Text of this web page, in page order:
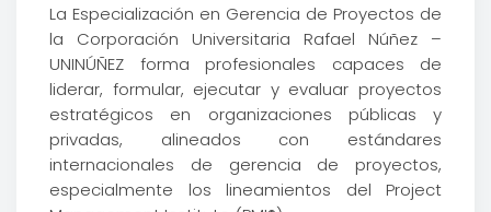
La Especialización en Gerencia de Proyectos de
la Corporación Universitaria Rafael Núñez –
UNINÚÑEZ forma profesionales capaces de
liderar, formular, ejecutar y evaluar proyectos
estratégicos en organizaciones públicas y
privadas, alineados con estándares
internacionales de gerencia de proyectos,
especialmente los lineamientos del Project